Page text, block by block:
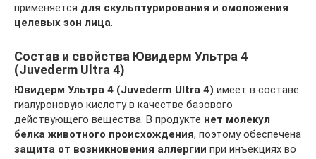
применяется для скульптурирования и омоложения
целевых зон лица.
Состав и свойства Ювидерм Ультра 4
(Juvederm Ultra 4)
Ювидерм Ультра 4 (Juvederm Ultra 4) имеет в составе
гиалуроновую кислоту в качестве базового
действующего вещества. В продукте нет молекул
белка животного происхождения, поэтому обеспечена
защита от возникновения аллергии при инъекциях во